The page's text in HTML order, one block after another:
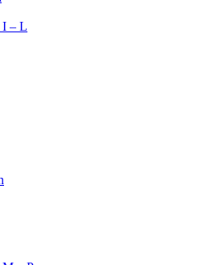
I – L